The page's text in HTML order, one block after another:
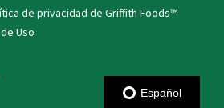
de privacidad de Griffith Foods™
Uso
Español